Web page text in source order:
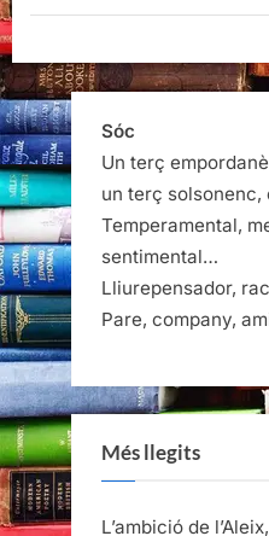
Sóc
Un terç
un terç
Temperamental,
sentimental…
Lliurepensador,
Pare, company,
Més llegits
L’ambició de